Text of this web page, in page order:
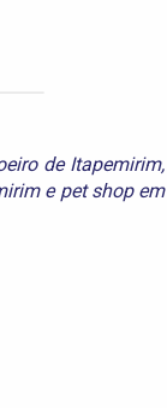
de Itapemirim,
e pet shop em